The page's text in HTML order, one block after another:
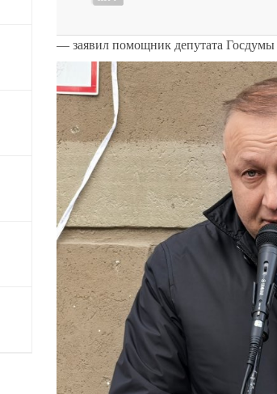
— заявил помощник депутата Госдумы